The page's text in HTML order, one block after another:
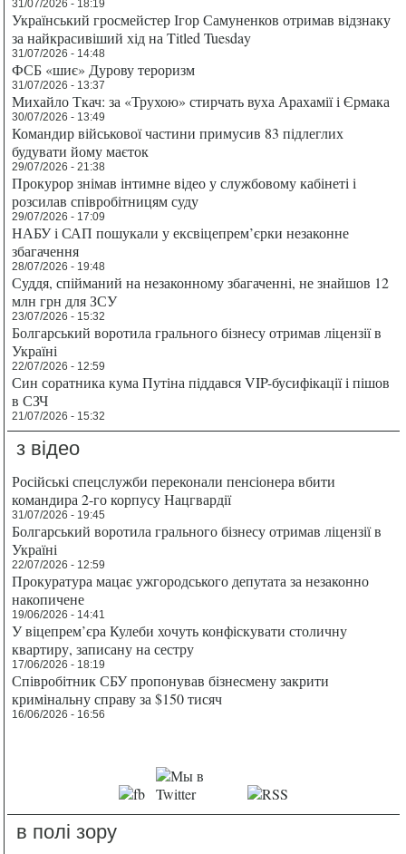
31/07/2026 - 18:19
Український гросмейстер Ігор Самуненков отримав відзнаку
за найкрасивіший хід на Titled Tuesday
31/07/2026 - 14:48
ФСБ «шиє» Дурову тероризм
31/07/2026 - 13:37
Михайло Ткач: за «Трухою» стирчать вуха Арахамії і Єрмака
30/07/2026 - 13:49
Командир військової частини примусив 83 підлеглих
будувати йому маєток
29/07/2026 - 21:38
Прокурор знімав інтимне відео у службовому кабінеті і
розсилав співробітницям суду
29/07/2026 - 17:09
НАБУ і САП пошукали у ексвіцепрем’єрки незаконне
збагачення
28/07/2026 - 19:48
Суддя, спійманий на незаконному збагаченні, не знайшов 12
млн грн для ЗСУ
23/07/2026 - 15:32
Болгарський воротила грального бізнесу отримав ліцензії в
Україні
22/07/2026 - 12:59
Син соратника кума Путіна піддався VIP-бусифікації і пішов
в СЗЧ
21/07/2026 - 15:32
з відео
Російські спецслужби переконали пенсіонера вбити
командира 2-го корпусу Нацгвардії
31/07/2026 - 19:45
Болгарський воротила грального бізнесу отримав ліцензії в
Україні
22/07/2026 - 12:59
Прокуратура мацає ужгородського депутата за незаконно
накопичене
19/06/2026 - 14:41
У віцепрем’єра Кулеби хочуть конфіскувати столичну
квартиру, записану на сестру
17/06/2026 - 18:19
Співробітник СБУ пропонував бізнесмену закрити
кримінальну справу за $150 тисяч
16/06/2026 - 16:56
в полі зору